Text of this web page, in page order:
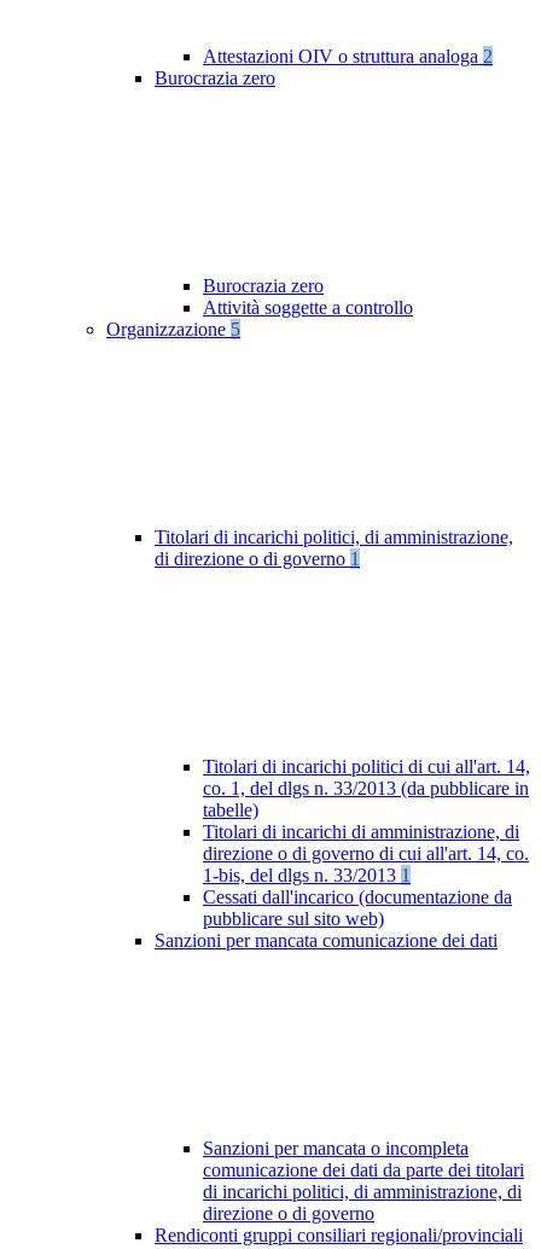
Attestazioni OIV o struttura analoga 2
Burocrazia zero
Burocrazia zero
Attività soggette a controllo
Organizzazione 5
Titolari di incarichi politici, di amministrazione,
di direzione o di governo 1
Titolari di incarichi politici di cui all'art. 14,
co. 1, del dlgs n. 33/2013 (da pubblicare in
tabelle)
Titolari di incarichi di amministrazione, di
direzione o di governo di cui all'art. 14, co.
1-bis, del dlgs n. 33/2013 1
Cessati dall'incarico (documentazione da
pubblicare sul sito web)
Sanzioni per mancata comunicazione dei dati
Sanzioni per mancata o incompleta
comunicazione dei dati da parte dei titolari
di incarichi politici, di amministrazione, di
direzione o di governo
Rendiconti gruppi consiliari regionali/provinciali